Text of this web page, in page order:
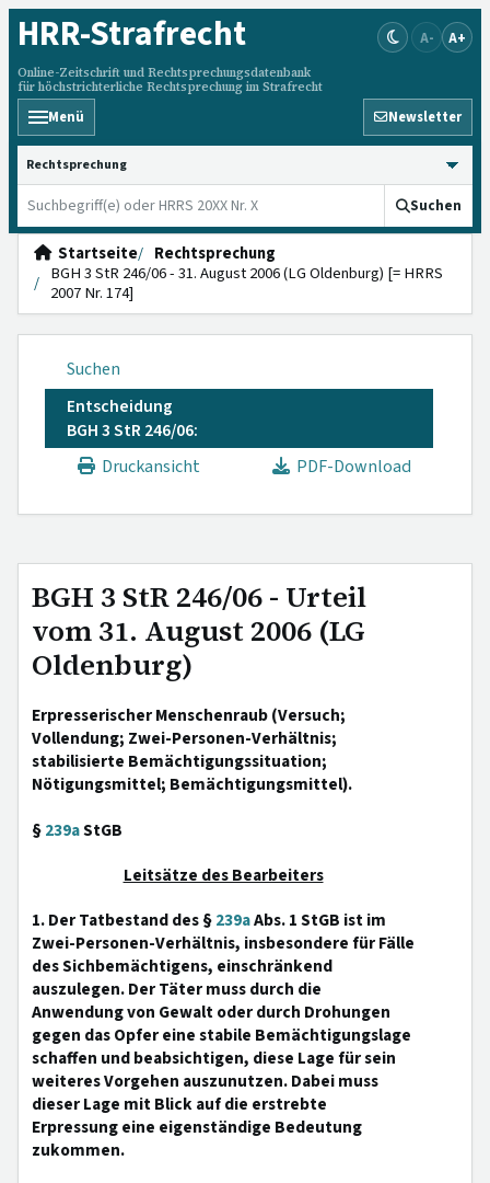
HRR-Strafrecht
Online-Zeitschrift und Rechtsprechungsdatenbank
für höchstrichterliche Rechtsprechung im Strafrecht
A- A+
Menü Newsletter
HRRS durchsuchen
Suchen
Startseite
Rechtsprechung
BGH 3 StR 246/06 - 31. August 2006 (LG Oldenburg) [= HRRS
2007 Nr. 174]
Suchen
Entscheidung
BGH 3 StR 246/06:
Druckansicht
PDF-Download
BGH 3 StR 246/06 - Urteil
vom 31. August 2006 (LG
Oldenburg)
Erpresserischer Menschenraub (Versuch;
Vollendung; Zwei-Personen-Verhältnis;
stabilisierte Bemächtigungssituation;
Nötigungsmittel; Bemächtigungsmittel).
§239aStGB
Leitsätze des Bearbeiters
1. Der Tatbestand des §239aAbs. 1 StGB ist im
Zwei-Personen-Verhältnis, insbesondere für Fälle
des Sichbemächtigens, einschränkend
auszulegen. Der Täter muss durch die
Anwendung von Gewalt oder durch Drohungen
gegen das Opfer eine stabile Bemächtigungslage
schaffen und beabsichtigen, diese Lage für sein
weiteres Vorgehen auszunutzen. Dabei muss
dieser Lage mit Blick auf die erstrebte
Erpressung eine eigenständige Bedeutung
zukommen.